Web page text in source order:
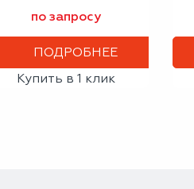
по запросу
ПОДРОБНЕЕ
Купить в 1 клик